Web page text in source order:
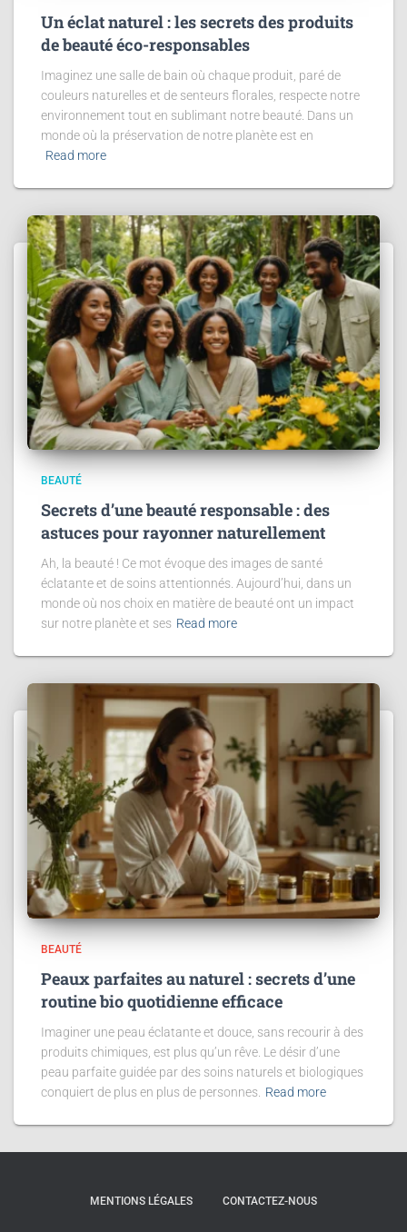
Un éclat naturel : les secrets des produits
de beauté éco-responsables
Imaginez une salle de bain où chaque produit, paré de
couleurs naturelles et de senteurs florales, respecte notre
environnement tout en sublimant notre beauté. Dans un
monde où la préservation de notre planète est en
Read more
BEAUTÉ
Secrets d’une beauté responsable : des
astuces pour rayonner naturellement
Ah, la beauté ! Ce mot évoque des images de santé
éclatante et de soins attentionnés. Aujourd’hui, dans un
monde où nos choix en matière de beauté ont un impact
sur notre planète et ses Read more
BEAUTÉ
Peaux parfaites au naturel : secrets d’une
routine bio quotidienne efficace
Imaginer une peau éclatante et douce, sans recourir à des
produits chimiques, est plus qu’un rêve. Le désir d’une
peau parfaite guidée par des soins naturels et biologiques
conquiert de plus en plus de personnes. Read more
MENTIONS LÉGALES CONTACTEZ-NOUS